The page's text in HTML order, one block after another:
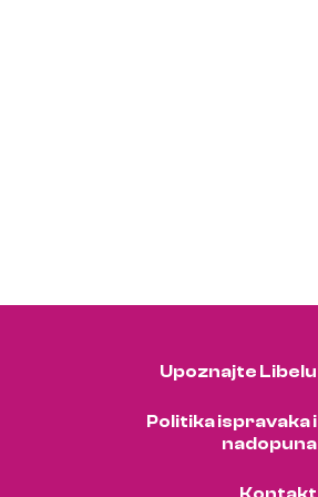
Upoznajte Libelu
Politika ispravaka i
nadopuna